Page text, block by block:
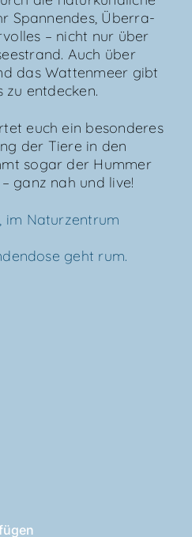
Span­nen­des, Über­ra­
– nicht nur über
Auch über
das Wat­ten­meer gibt
zu entdecken.
euch ein beson­de­res
der Tie­re in den
sogar der Hum­mer
ganz nah und live!
im Natur­zen­trum
geht rum.